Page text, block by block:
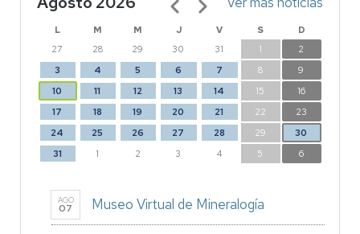
L M M J V S
D
27
28 29 30 31 1
2
3
4 5 6 7 8
9
10
11 12 13 14 15
16
17
18 19 20 21 22
23
24
25 26 27 28 29
30
31
1 2 3 4 5 6
AGO
07 Museo Virtual de Mineralogía